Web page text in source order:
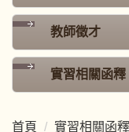
教師徵才
實習相關函釋
首頁 實習相關函釋